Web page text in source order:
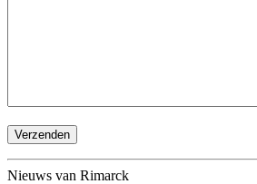
Nieuws van Rimarck